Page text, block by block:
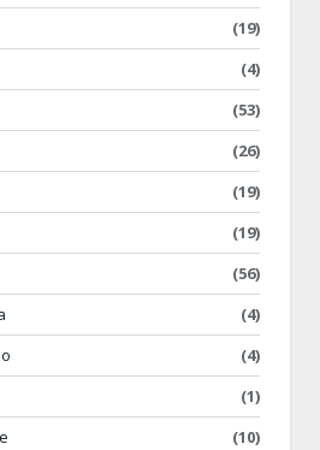
(19)
(4)
(53)
(26)
(19)
(19)
(56)
(4)
(4)
(1)
(10)